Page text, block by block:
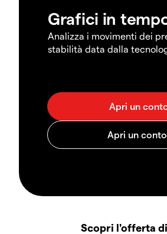
Grafici in
Analizza i movimenti dei
stabilità data dalla
Scopri l'offerta